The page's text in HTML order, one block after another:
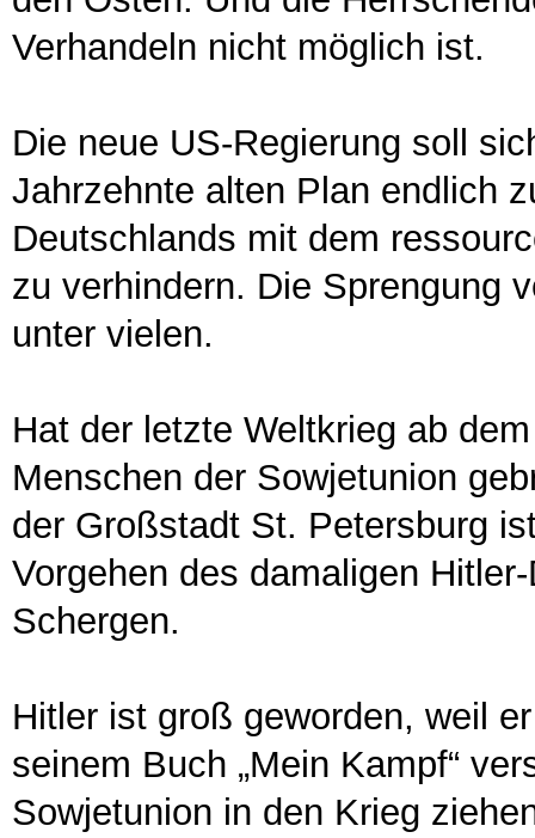
Verhandeln nicht möglich ist.
Die neue US-Regierung soll
Jahrzehnte alten Plan endlich
Deutschlands mit dem
zu verhindern. Die Sprengung
unter vielen.
Hat der letzte Weltkrieg ab
Menschen der Sowjetunion
der Großstadt St. Petersburg
Vorgehen des damaligen
Schergen.
Hitler ist groß geworden, weil
seinem Buch „Mein Kampf“
Sowjetunion in den Krieg